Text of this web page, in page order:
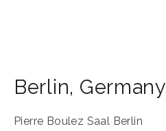
Berlin, Germany
Pierre Boulez Saal Berlin